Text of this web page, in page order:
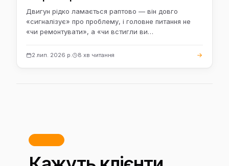
Двигун рідко ламається раптово — він довго
«сигналізує» про проблему, і головне питання не
«чи ремонтувати», а «чи встигли ви…
2 лип. 2026 р. 8 хв читання